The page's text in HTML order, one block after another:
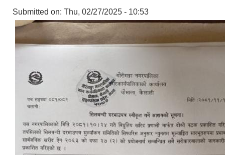
Submitted on: Thu, 02/27/2025 - 10:53